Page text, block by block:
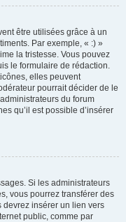
être utilisées grâce à un
Par exemple, « :) »
la tristesse. Vous pouvez
le formulaire de rédaction.
elles peuvent
pourrait décider de le
du forum
qu’il est possible d’insérer
Si les administrateurs
vous pourrez transférer des
devrez insérer un lien vers
public, comme par